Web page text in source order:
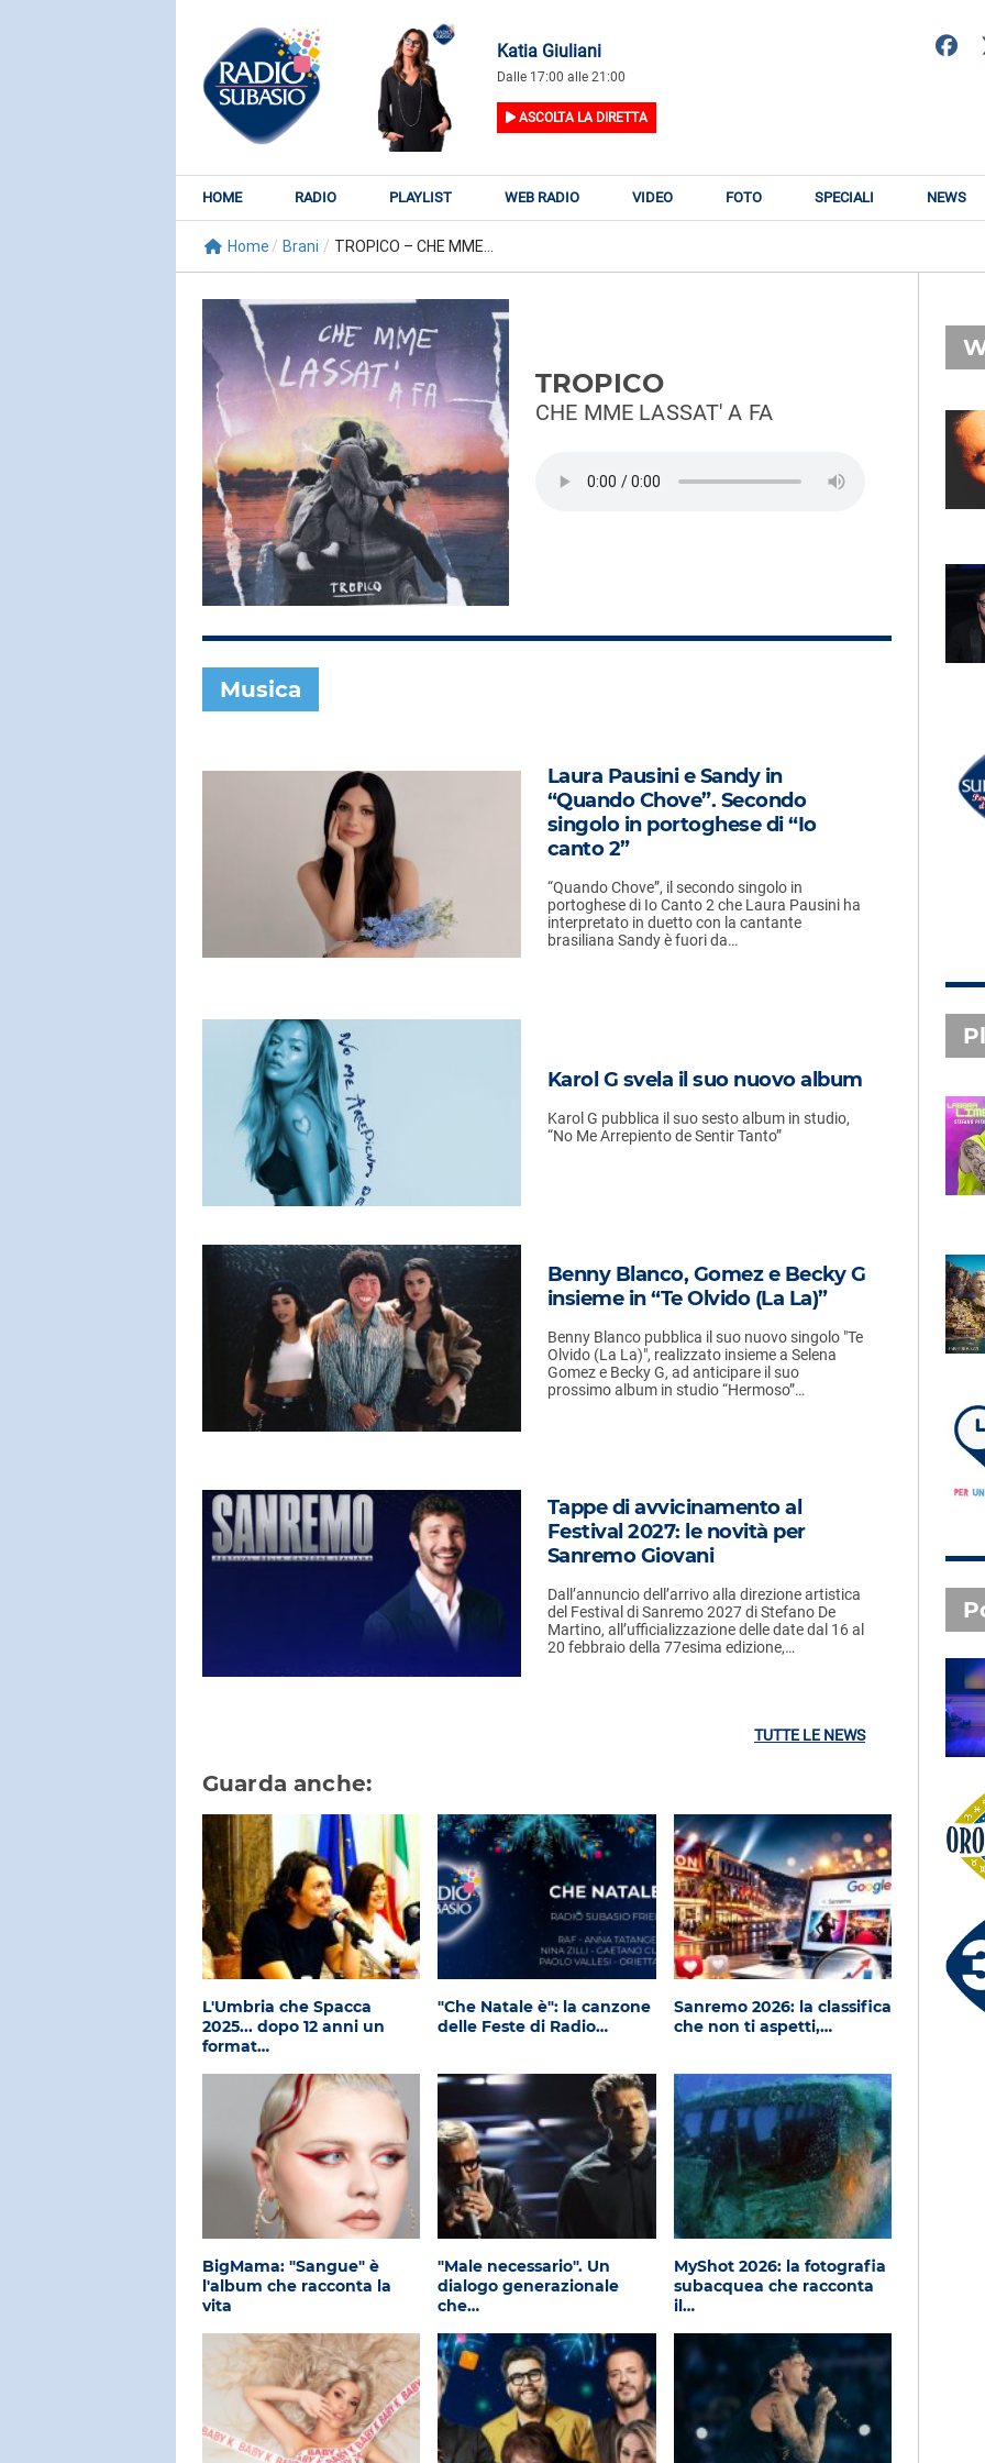
Katia Giuliani
Dalle 17:00 alle 21:00
ASCOLTA LA DIRETTA
HOME RADIO PLAYLIST WEB RADIO VIDEO FOTO SPECIALI NEWS
Home / Brani / TROPICO – CHE MME...
TROPICO
CHE MME LASSAT' A FA
Musica
Laura Pausini e Sandy in
“Quando Chove”. Secondo
singolo in portoghese di “Io
canto 2”
“Quando Chove”, il secondo singolo in
portoghese di Io Canto 2 che Laura Pausini ha
interpretato in duetto con la cantante
brasiliana Sandy è fuori da…
Karol G svela il suo nuovo album
Karol G pubblica il suo sesto album in studio,
“No Me Arrepiento de Sentir Tanto”
Benny Blanco, Gomez e Becky G
insieme in “Te Olvido (La La)”
Benny Blanco pubblica il suo nuovo singolo "Te
Olvido (La La)", realizzato insieme a Selena
Gomez e Becky G, ad anticipare il suo
prossimo album in studio “Hermoso”…
Tappe di avvicinamento al
Festival 2027: le novità per
Sanremo Giovani
Dall’annuncio dell’arrivo alla direzione artistica
del Festival di Sanremo 2027 di Stefano De
Martino, all’ufficializzazione delle date dal 16 al
20 febbraio della 77esima edizione,…
TUTTE LE NEWS
Guarda anche:
L'Umbria che Spacca
2025... dopo 12 anni un
format…
"Che Natale è": la canzone
delle Feste di Radio…
Sanremo 2026: la classifica
che non ti aspetti,…
BigMama: "Sangue" è
l'album che racconta la
vita
"Male necessario". Un
dialogo generazionale
che…
MyShot 2026: la fotografia
subacquea che racconta
il…
RADIO SUBY
KATY PERRY
Watch It Burn
SUBASIO COLLECTION
La Forza Della Vita
Subasio Per Un'Ora
Daylight
Cabana
GAZOSA
Www Mi Piaci Tu (radiormx)
PLAYLIST NOVITÀ
SUBASIO PLAYLIST
FABIO ROVAZZI, ARISA,
LA COSTIERA AMALFITANA
Oroscopo
3 X TE - 06-08-2026
Le canzoni della tua vita -